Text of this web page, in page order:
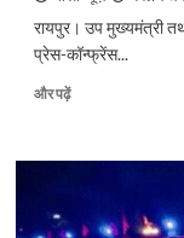
के
बारे
में
रायपुर। उप मुख्यमंत्री
प्रेस-कॉन्फ्रेंस...
और पढ़ेंखेल
मजबूती
के